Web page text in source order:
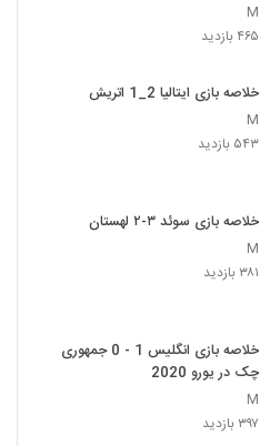
M
۴۶۵ بازدید
خلاصه بازی ایتالیا 2_1 اتريش
M
۵۴۳ بازدید
خلاصه بازی سوئد ۳-۲ لهستان
M
۳۸۱ بازدید
خلاصه بازی انگلیس 1 - 0 جمهوری
چک در یورو 2020
M
۳۹۷ بازدید